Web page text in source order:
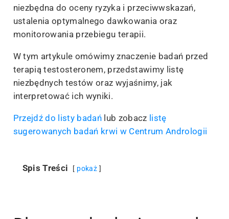
niezbędna do oceny ryzyka i przeciwwskazań,
ustalenia optymalnego dawkowania oraz
monitorowania przebiegu terapii.
W tym artykule omówimy znaczenie badań przed
terapią testosteronem, przedstawimy listę
niezbędnych testów oraz wyjaśnimy, jak
interpretować ich wyniki.
Przejdź do listy badańlub zobacz listę
sugerowanych badań krwi w Centrum Andrologii
Spis Treści pokaż